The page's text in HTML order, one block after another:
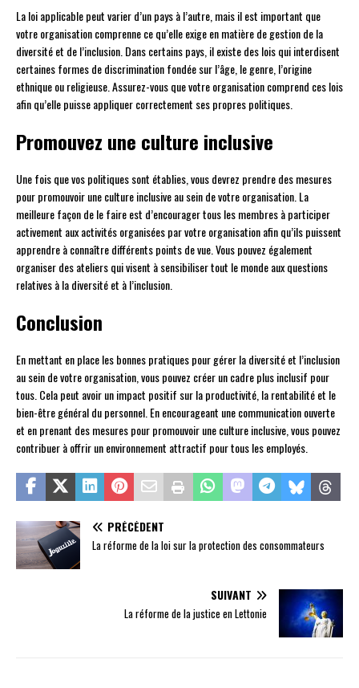
La loi applicable peut varier d’un pays à l’autre, mais il est important que
votre organisation comprenne ce qu’elle exige en matière de gestion de la
diversité et de l’inclusion. Dans certains pays, il existe des lois qui interdisent
certaines formes de discrimination fondée sur l’âge, le genre, l’origine
ethnique ou religieuse. Assurez-vous que votre organisation comprend ces lois
afin qu’elle puisse appliquer correctement ses propres politiques.
Promouvez une culture inclusive
Une fois que vos politiques sont établies, vous devrez prendre des mesures
pour promouvoir une culture inclusive au sein de votre organisation. La
meilleure façon de le faire est d’encourager tous les membres à participer
activement aux activités organisées par votre organisation afin qu’ils puissent
apprendre à connaître différents points de vue. Vous pouvez également
organiser des ateliers qui visent à sensibiliser tout le monde aux questions
relatives à la diversité et à l’inclusion.
Conclusion
En mettant en place les bonnes pratiques pour gérer la diversité et l’inclusion
au sein de votre organisation, vous pouvez créer un cadre plus inclusif pour
tous. Cela peut avoir un impact positif sur la productivité, la rentabilité et le
bien-être général du personnel. En encourageant une communication ouverte
et en prenant des mesures pour promouvoir une culture inclusive, vous pouvez
contribuer à offrir un environnement attractif pour tous les employés.
PRÉCÉDENT
La réforme de la loi sur la protection des consommateurs
SUIVANT
La réforme de la justice en Lettonie